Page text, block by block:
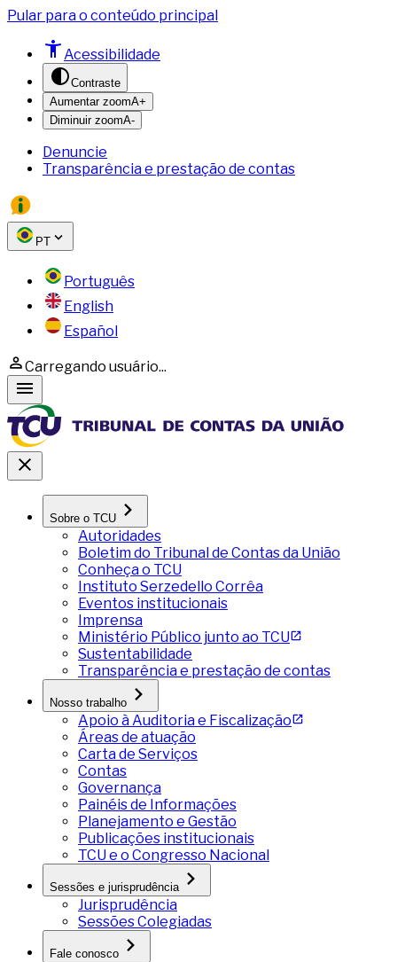
Pular para o conteúdo principal
Acessibilidade
Contraste
Aumentar zoomA+
Diminuir zoomA-
Denuncie
Transparência e prestação de contas
PT
Português
English
Español
Carregando usuário...
Sobre o TCU
Autoridades
Boletim do Tribunal de Contas da União
Conheça o TCU
Instituto Serzedello Corrêa
Eventos institucionais
Imprensa
Ministério Público junto ao TCU
Sustentabilidade
Transparência e prestação de contas
Nosso trabalho
Apoio à Auditoria e Fiscalização
Áreas de atuação
Carta de Serviços
Contas
Governança
Painéis de Informações
Planejamento e Gestão
Publicações institucionais
TCU e o Congresso Nacional
Sessões e jurisprudência
Jurisprudência
Sessões Colegiadas
Fale conosco